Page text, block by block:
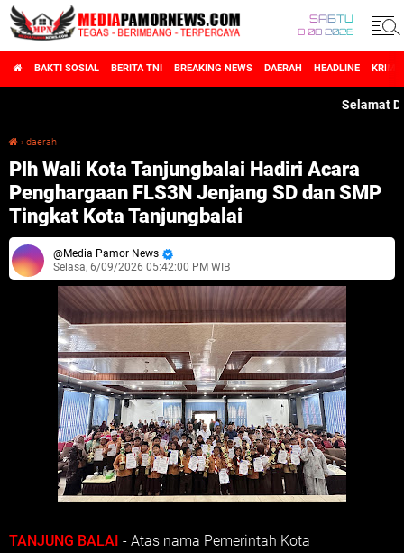
SABTU
8 08 2026
BAKTI SOSIAL BERITA TNI BREAKING NEWS DAERAH HEADLINE
Selamat
› daerah
Plh Wali Kota Tanjungbalai Hadiri Acara
Penghargaan FLS3N Jenjang SD dan SMP
Tingkat Kota Tanjungbalai
Media Pamor News
Selasa, 6/09/2026 05:42:00 PM WIB
TANJUNG BALAI - Atas nama Pemerintah Kota